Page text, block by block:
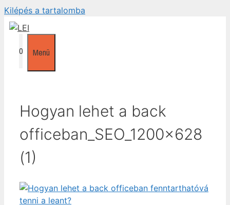
Kilépés a tartalomba
0 Menü
Hogyan lehet a back
officeban_SEO_1200x628
(1)